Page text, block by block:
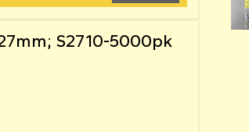
S2710-5000pk